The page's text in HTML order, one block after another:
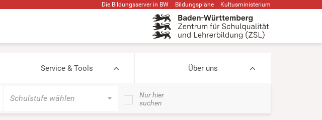
Die Bildungsserver in BW Bildungspläne Kultusministerium
Service & Tools Über uns
Schulstufe wählen
Nur hier
suchen